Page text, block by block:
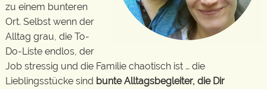
zu einem bunteren
Ort. Selbst wenn der
Alltag grau, die To-
Do-Liste endlos, der
Job stressig und die Familie chaotisch ist … die
Lieblingsstücke sind bunte Alltagsbegleiter, die Dir